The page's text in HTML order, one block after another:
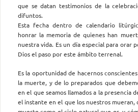
que se datan testimonios de la
difuntos.
Esta fecha dentro de calendario
honrar la memoria de quienes han
nuestra vida. Es un día especial para orar
Dios el paso por este ámbito terrenal.
Es la oportunidad de hacernos
la muerte, y de lo preparados que
en el que seamos llamados a la presencia
el instante en el que los nuestros mueran,